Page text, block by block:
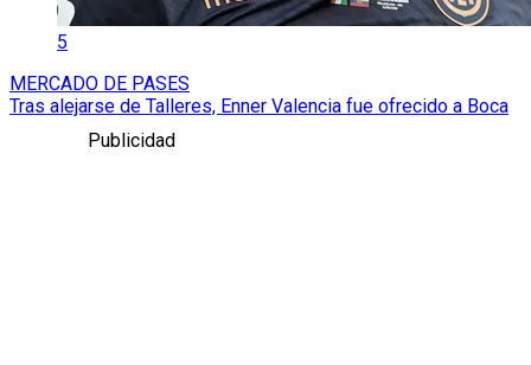
5
MERCADO DE PASES
Tras alejarse de Talleres, Enner Valencia fue ofrecido a Boca
Publicidad